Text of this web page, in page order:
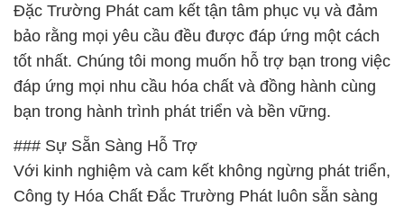
Đặc Trường Phát cam kết tận tâm phục vụ và đảm
bảo rằng mọi yêu cầu đều được đáp ứng một cách
tốt nhất. Chúng tôi mong muốn hỗ trợ bạn trong việc
đáp ứng mọi nhu cầu hóa chất và đồng hành cùng
bạn trong hành trình phát triển và bền vững.
### Sự Sẵn Sàng Hỗ Trợ
Với kinh nghiệm và cam kết không ngừng phát triển,
Công ty Hóa Chất Đắc Trường Phát luôn sẵn sàng